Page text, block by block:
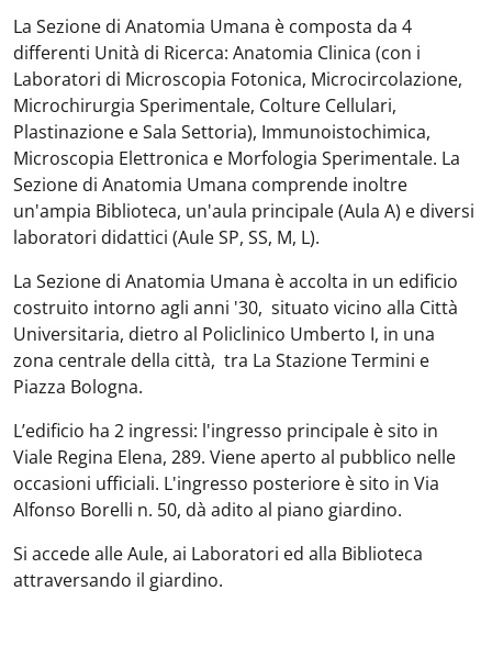
La Sezione di Anatomia Umana è composta da 4
differenti Unità di Ricerca: Anatomia Clinica (con i
Laboratori di Microscopia Fotonica, Microcircolazione,
Microchirurgia Sperimentale, Colture Cellulari,
Plastinazione e Sala Settoria), Immunoistochimica,
Microscopia Elettronica e Morfologia Sperimentale. La
Sezione di Anatomia Umana comprende inoltre
un'ampia Biblioteca, un'aula principale (Aula A) e diversi
laboratori didattici (Aule SP, SS, M, L).
La Sezione di Anatomia Umana è accolta in un edificio
costruito intorno agli anni '30, situato vicino alla Città
Universitaria, dietro al Policlinico Umberto I, in una
zona centrale della città, tra La Stazione Termini e
Piazza Bologna.
L’edificio ha 2 ingressi: l'ingresso principale è sito in
Viale Regina Elena, 289. Viene aperto al pubblico nelle
occasioni ufficiali. L'ingresso posteriore è sito in Via
Alfonso Borelli n. 50, dà adito al piano giardino.
Si accede alle Aule, ai Laboratori ed alla Biblioteca
attraversando il giardino.